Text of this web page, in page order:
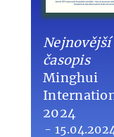
Nejnovější
časopis
Minghui
2024
- 15.04.2024